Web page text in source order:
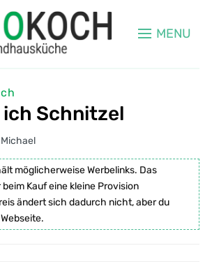
MENU
ich Schnitzel
Michael
möglicherweise Werbelinks. Das
Kauf eine kleine Provision
ändert sich dadurch nicht, aber du